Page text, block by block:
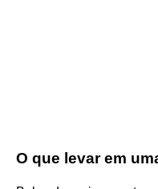
O que levar em